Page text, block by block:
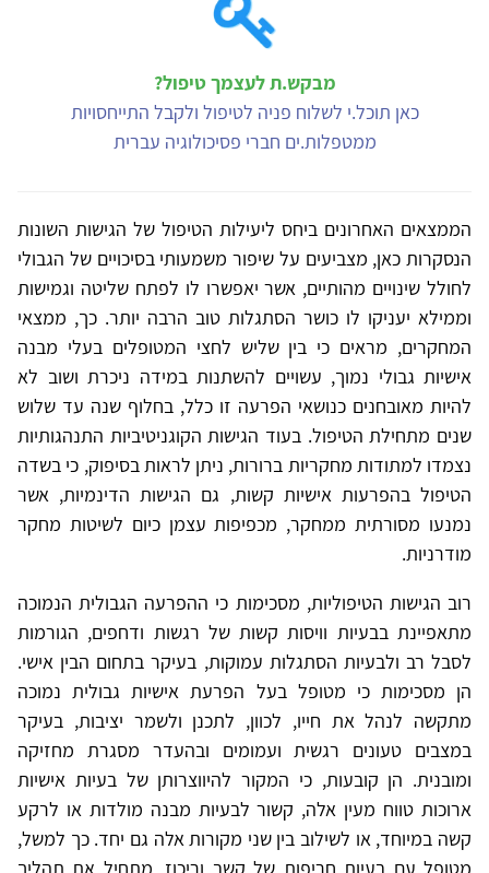
מבקש.ת לעצמך טיפול?
כאן תוכל.י לשלוח פניה לטיפול ולקבל התייחסויות
ממטפלות.ים חברי פסיכולוגיה עברית
הממצאים האחרונים ביחס ליעילות הטיפול של הגישות השונות
הנסקרות כאן, מצביעים על שיפור משמעותי בסיכויים של הגבולי
לחולל שינויים מהותיים, אשר יאפשרו לו לפתח שליטה וגמישות
וממילא יעניקו לו כושר הסתגלות טוב הרבה יותר. כך, ממצאי
המחקרים, מראים כי בין שליש לחצי המטופלים בעלי מבנה
אישיות גבולי נמוך, עשויים להשתנות במידה ניכרת ושוב לא
להיות מאובחנים כנושאי הפרעה זו כלל, בחלוף שנה עד שלוש
שנים מתחילת הטיפול. בעוד הגישות הקוגניטיביות התנהגותיות
נצמדו למתודות מחקריות ברורות, ניתן לראות בסיפוק, כי בשדה
הטיפול בהפרעות אישיות קשות, גם הגישות הדינמיות, אשר
נמנעו מסורתית ממחקר, מכפיפות עצמן כיום לשיטות מחקר
מודרניות.
רוב הגישות הטיפוליות, מסכימות כי ההפרעה הגבולית הנמוכה
מתאפיינת בבעיות וויסות קשות של רגשות ודחפים, הגורמות
לסבל רב ולבעיות הסתגלות עמוקות, בעיקר בתחום הבין אישי.
הן מסכימות כי מטופל בעל הפרעת אישיות גבולית נמוכה
מתקשה לנהל את חייו, לכוון, לתכנן ולשמר יציבות, בעיקר
במצבים טעונים רגשית ועמומים ובהעדר מסגרת מחזיקה
ומובנית. הן קובעות, כי המקור להיווצרותן של בעיות אישיות
ארוכות טווח מעין אלה, קשור לבעיות מבנה מולדות או לרקע
קשה במיוחד, או לשילוב בין שני מקורות אלה גם יחד. כך למשל,
מטופל עם בעיות חריפות של קשב וריכוז, מתחיל את תהליך